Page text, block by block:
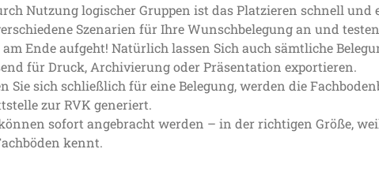
Nutzung logischer Gruppen ist das Platzieren schnell und
Szenarien für Ihre Wunschbelegung an und
Ende aufgeht! Natürlich lassen Sich auch sämtliche
für Druck, Archivierung oder Präsentation exportieren.
Sie sich schließlich für eine Belegung, werden die
zur RVK generiert.
sofort angebracht werden – in der richtigen Größe,
kennt.